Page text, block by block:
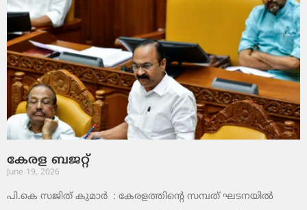
കേരള ബജറ്റ്
June 19, 2026
പി.കെ സജിത് കുമാര്‍ : കേരളത്തിന്റെ സമ്പത് ഘടനയിൽ